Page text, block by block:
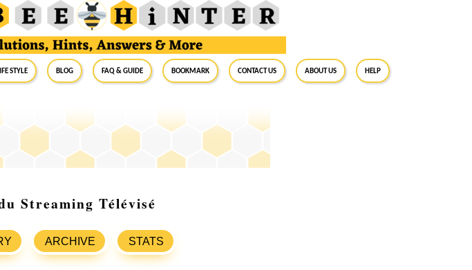
Style Blog FAQ & Guide BookMark Contact Us About Us Help
Streaming Télévisé
ARCHIVE STATS